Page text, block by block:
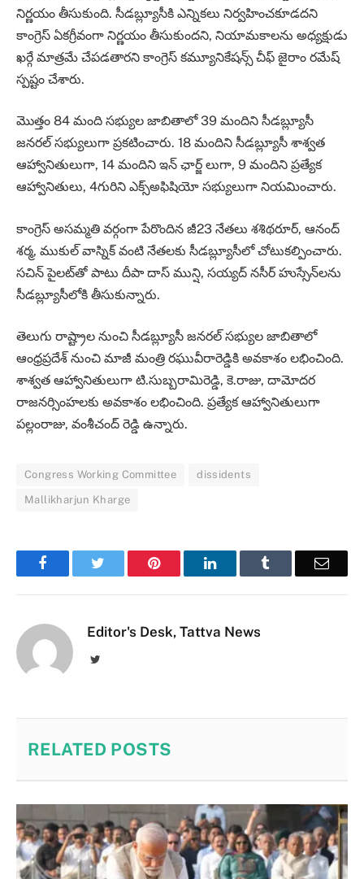
నిర్ణయం తీసుకుంది. సీడబ్ల్యూసీకి ఎన్నికలు నిర్వహించకూడదని
కాంగ్రెస్ ఏకగ్రీవంగా నిర్ణయం తీసుకుందని, నియామకాలను అధ్యక్షుడు
ఖర్గే మాత్రమే చేపడతారని కాంగ్రెస్ కమ్యూనికేషన్స్ చీఫ్ జైరాం రమేష్
స్పష్టం చేశారు.
మొత్తం 84 మంది సభ్యుల జాబితాలో 39 మందిని సీడబ్ల్యూసీ
జనరల్‌ సభ్యులుగా ప్రకటించారు. 18 మందిని సీడబ్ల్యూసీ శాశ్వత
ఆహ్వానితులుగా, 14 మందిని ఇన్ ఛార్జ్ లుగా, 9 మందిని ప్రత్యేక
ఆహ్వానితులు, 4గురిని ఎక్స్‌అఫిషియో సభ్యులుగా నియమించారు.
కాంగ్రెస్‌ అసమ్మతి వర్గంగా పేరొందిన జీ23 నేతలు శశిథరూర్‌, ఆనంద్‌
శర్మ, ముకుల్‌ వాస్నిక్‌ వంటి నేతలకు సీడబ్ల్యూసీలో చోటుకల్పించారు.
సచిన్‌ పైలట్‌తో పాటు దీపా దాస్‌ మున్షి, సయ్యద్‌ నసీర్‌ హుస్సేన్‌లను
సీడబ్ల్యూసీలోకి తీసుకున్నారు.
తెలుగు రాష్ట్రాల నుంచి సీడబ్ల్యూసీ జనరల్‌ సభ్యుల జాబితాలో
ఆంధ్రప్రదేశ్ నుంచి మాజీ మంత్రి రఘువీరారెడ్డికి అవకాశం లభించింది.
శాశ్వత ఆహ్వానితులుగా టి.సుబ్బరామిరెడ్డి, కె.రాజు, దామోదర
రాజనర్సింహలకు అవకాశం లభించింది. ప్రత్యేక ఆహ్వానితులుగా
పల్లంరాజు, వంశీచంద్‌ రెడ్డి ఉన్నారు.
Congress Working Committee dissidents
Mallikharjun Kharge
Facebook Pinterest LinkedIn Email
Editor's Desk, Tattva News
Twitter
RELATED POSTS